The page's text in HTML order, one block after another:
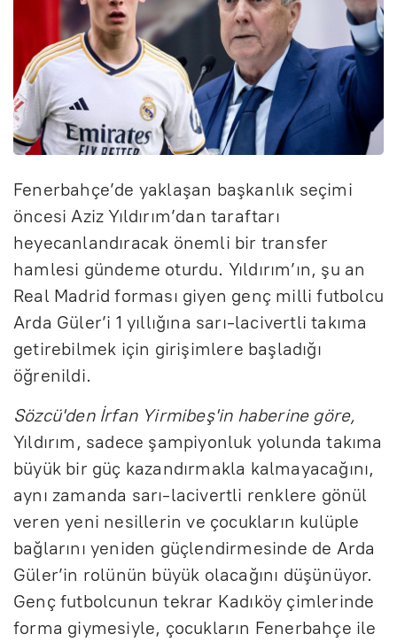
Fenerbahçe’de yaklaşan başkanlık seçimi
öncesi Aziz Yıldırım’dan taraftarı
heyecanlandıracak önemli bir transfer
hamlesi gündeme oturdu. Yıldırım’ın, şu an
Real Madrid forması giyen genç milli futbolcu
Arda Güler’i 1 yıllığına sarı-lacivertli takıma
getirebilmek için girişimlere başladığı
öğrenildi.
Sözcü'den İrfan Yirmibeş'in haberine göre,
Yıldırım, sadece şampiyonluk yolunda takıma
büyük bir güç kazandırmakla kalmayacağını,
aynı zamanda sarı-lacivertli renklere gönül
veren yeni nesillerin ve çocukların kulüple
bağlarını yeniden güçlendirmesinde de Arda
Güler’in rolünün büyük olacağını düşünüyor.
Genç futbolcunun tekrar Kadıköy çimlerinde
forma giymesiyle, çocukların Fenerbahçe ile